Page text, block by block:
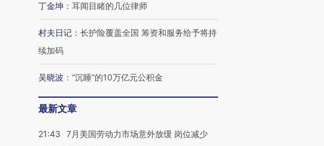
丁金坤 ： 耳闻目睹的几位律师
村夫日记 ： 长护险覆盖全国 筹资和服务给予将持
续加码
吴晓波 ： “沉睡”的10万亿元公积金
最新文章
21:43
7月美国劳动力市场意外放缓 岗位减少